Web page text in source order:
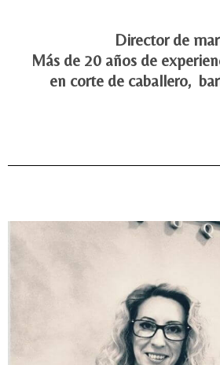
Director de
Más de 20 años de
en corte de caballero,